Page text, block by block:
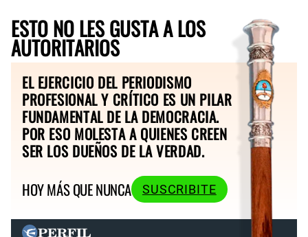
ESTO NO LES GUSTA A LOS
AUTORITARIOS
EL EJERCICIO DEL PERIODISMO
PROFESIONAL Y CRÍTICO ES UN PILAR
FUNDAMENTAL DE LA DEMOCRACIA.
POR ESO MOLESTA A QUIENES CREEN
SER LOS DUEÑOS DE LA VERDAD.
HOY MÁS QUE NUNCA
SUSCRIBITE